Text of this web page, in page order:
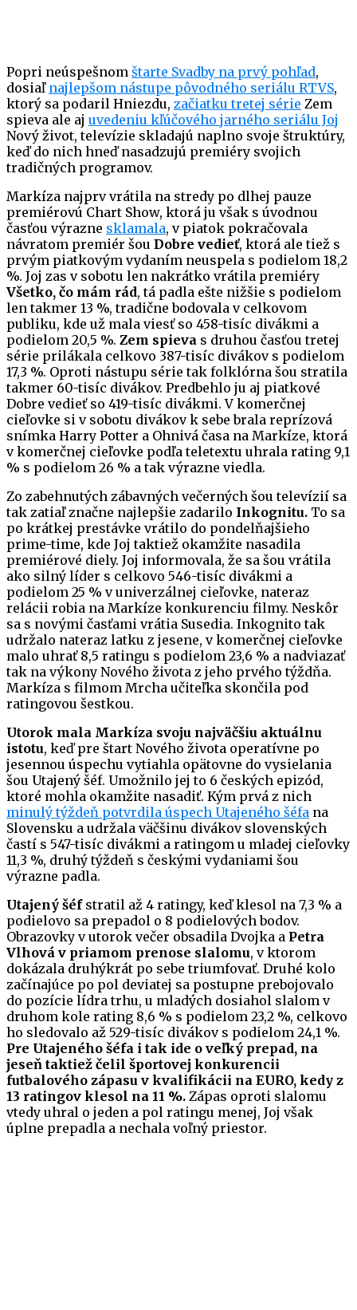
Popri neúspešnom štarte Svadby na prvý pohľad,
dosiaľ najlepšom nástupe pôvodného seriálu RTVS,
ktorý sa podaril Hniezdu, začiatku tretej série Zem
spieva ale aj uvedeniu kľúčového jarného seriálu Joj
Nový život, televízie skladajú naplno svoje štruktúry,
keď do nich hneď nasadzujú premiéry svojich
tradičných programov.
Markíza najprv vrátila na stredy po dlhej pauze
premiérovú Chart Show, ktorá ju však s úvodnou
časťou výrazne sklamala, v piatok pokračovala
návratom premiér šou Dobre vedieť, ktorá ale tiež s
prvým piatkovým vydaním neuspela s podielom 18,2
%. Joj zas v sobotu len nakrátko vrátila premiéry
Všetko, čo mám rád, tá padla ešte nižšie s podielom
len takmer 13 %, tradične bodovala v celkovom
publiku, kde už mala viesť so 458-tisíc divákmi a
podielom 20,5 %. Zem spieva s druhou časťou tretej
série prilákala celkovo 387-tisíc divákov s podielom
17,3 %. Oproti nástupu série tak folklórna šou stratila
takmer 60-tisíc divákov. Predbehlo ju aj piatkové
Dobre vedieť so 419-tisíc divákmi. V komerčnej
cieľovke si v sobotu divákov k sebe brala reprízová
snímka Harry Potter a Ohnivá časa na Markíze, ktorá
v komerčnej cieľovke podľa teletextu uhrala rating 9,1
% s podielom 26 % a tak výrazne viedla.
Zo zabehnutých zábavných večerných šou televízií sa
tak zatiaľ značne najlepšie zadarilo Inkognitu. To sa
po krátkej prestávke vrátilo do pondelňajšieho
prime-time, kde Joj taktiež okamžite nasadila
premiérové diely. Joj informovala, že sa šou vrátila
ako silný líder s celkovo 546-tisíc divákmi a
podielom 25 % v univerzálnej cieľovke, nateraz
relácii robia na Markíze konkurenciu filmy. Neskôr
sa s novými časťami vrátia Susedia. Inkognito tak
udržalo nateraz latku z jesene, v komerčnej cieľovke
malo uhrať 8,5 ratingu s podielom 23,6 % a nadviazať
tak na výkony Nového života z jeho prvého týždňa.
Markíza s filmom Mrcha učiteľka skončila pod
ratingovou šestkou.
Utorok mala Markíza svoju najväčšiu aktuálnu
istotu, keď pre štart Nového života operatívne po
jesennou úspechu vytiahla opätovne do vysielania
šou Utajený šéf. Umožnilo jej to 6 českých epizód,
ktoré mohla okamžite nasadiť. Kým prvá z nich
minulý týždeň potvrdila úspech Utajeného šéfa na
Slovensku a udržala väčšinu divákov slovenských
častí s 547-tisíc divákmi a ratingom u mladej cieľovky
11,3 %, druhý týždeň s českými vydaniami šou
výrazne padla.
Utajený šéfstratil až 4 ratingy, keď klesol na 7,3 % a
podielovo sa prepadol o 8 podielových bodov.
Obrazovky v utorok večer obsadila Dvojka a Petra
Vlhová v priamom prenose slalomu, v ktorom
dokázala druhýkrát po sebe triumfovať. Druhé kolo
začínajúce po pol deviatej sa postupne prebojovalo
do pozície lídra trhu, u mladých dosiahol slalom v
druhom kole rating 8,6 % s podielom 23,2 %, celkovo
ho sledovalo až 529-tisíc divákov s podielom 24,1 %.
Pre Utajeného šéfa i tak ide o veľký prepad, na
jeseň taktiež čelil športovej konkurencii
futbalového zápasu v kvalifikácii na EURO, kedy z
13 ratingov klesol na 11 %. Zápas oproti slalomu
vtedy uhral o jeden a pol ratingu menej, Joj však
úplne prepadla a nechala voľný priestor.